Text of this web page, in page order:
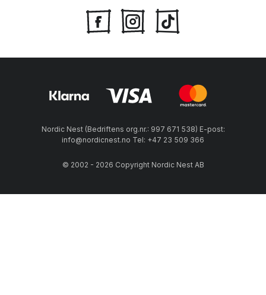
Nordic Nest (Bedriftens org.nr.: 997 671 538) E-post:
info@nordicnest.no Tel: +47 23 509 366
© 2002 - 2026 Copyright Nordic Nest AB